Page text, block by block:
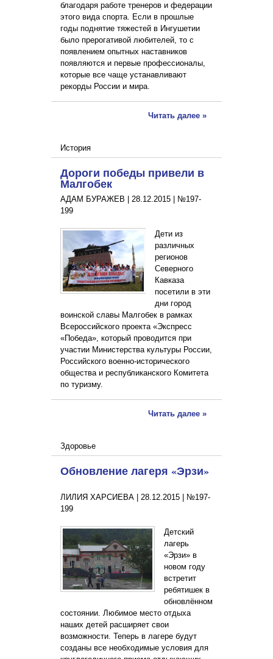
благодаря работе тренеров и федерации
этого вида спорта. Если в прошлые
годы поднятие тяжестей в Ингушетии
было прерогативой любителей, то с
появлением опытных наставников
появляются и первые профессионалы,
которые все чаще устанавливают
рекорды России и мира.
Читать далее »
История
Дороги победы привели в
Малгобек
АДАМ БУРАЖЕВ | 28.12.2015
№197-
199
Дети из
различных
регионов
Северного
Кавказа
посетили в эти
дни город
воинской славы Малгобек в рамках
Всероссийского проекта «Экспресс
«Победа», который проводится при
участии Министерства культуры России,
Российского военно-исторического
общества и республиканского Комитета
по туризму.
Читать далее »
Здоровье
Обновление лагеря «Эрзи»
ЛИЛИЯ ХАРСИЕВА | 28.12.2015
№197-
199
Детский
лагерь
«Эрзи» в
новом году
встретит
ребятишек в
обновлённом
состоянии. Любимое место отдыха
наших детей расширяет свои
возможности. Теперь в лагере будут
созданы все необходимые условия для